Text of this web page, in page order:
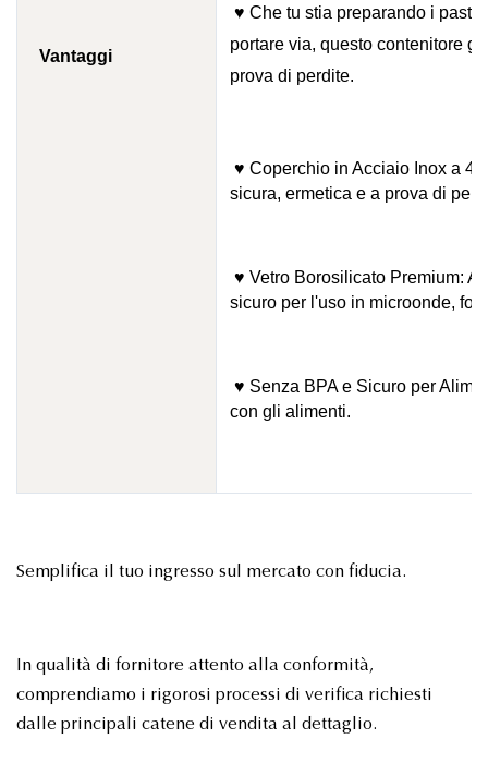
Vantaggi
♥ Che tu stia preparando i
portare via, questo contenitore
prova di perdite.
♥ Coperchio in Acciaio Inox a 4
sicura, ermetica e a prova di
♥ Vetro Borosilicato Premium:
sicuro per l'uso in microonde,
♥ Senza BPA e Sicuro per
con gli alimenti.
Semplifica il tuo ingresso sul mercato con fiducia.
In qualità di fornitore attento alla conformità,
comprendiamo i rigorosi processi di verifica richiesti
dalle principali catene di vendita al dettaglio.